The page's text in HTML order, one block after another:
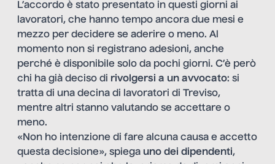
L’accordo è stato presentato in questi giorni ai
lavoratori, che hanno tempo ancora due mesi e
mezzo per decidere se aderire o meno. Al
momento non si registrano adesioni, anche
perché è disponibile solo da pochi giorni. C’è però
chi ha già deciso di rivolgersi a un avvocato: si
tratta di una decina di lavoratori di Treviso,
mentre altri stanno valutando se accettare o
meno.
«Non ho intenzione di fare alcuna causa e accetto
questa decisione», spiega uno dei dipendenti,